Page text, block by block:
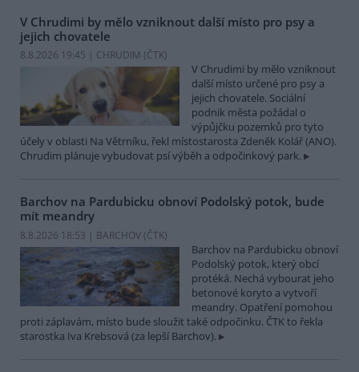
V Chrudimi by mělo vzniknout další místo pro psy a
jejich chovatele
8.8.2026 19:45 | CHRUDIM (ČTK)
V Chrudimi by mělo vzniknout
další místo určené pro psy a
jejich chovatele. Sociální
podnik města požádal o
výpůjčku pozemků pro tyto
účely v oblasti Na Větrníku, řekl místostarosta Zdeněk Kolář (ANO).
Chrudim plánuje vybudovat psí výběh a odpočinkový park.
Barchov na Pardubicku obnoví Podolský potok, bude
mít meandry
8.8.2026 18:53 | BARCHOV (ČTK)
Barchov na Pardubicku obnoví
Podolský potok, který obcí
protéká. Nechá vybourat jeho
betonové koryto a vytvoří
meandry. Opatření pomohou
proti záplavám, místo bude sloužit také odpočinku. ČTK to řekla
starostka Iva Krebsová (za lepší Barchov).